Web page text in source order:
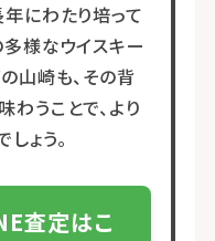
にわたり培って
様なウイスキー
山崎も、その背
うことで、より
ょう。
査定はこ